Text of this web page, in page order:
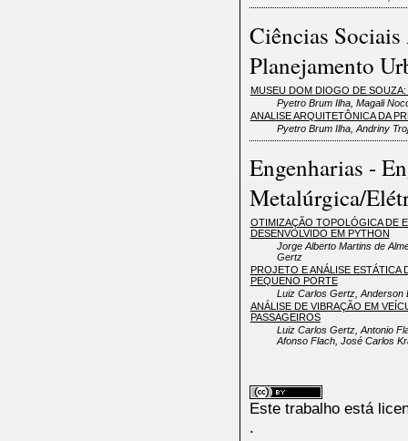
Ciências
Planejamento
MUSEU DOM DIOGO DE
Pyetro Brum Ilha, Magali
ANALISE ARQUITETÔNICA DA
Pyetro Brum Ilha, Andriny
Engenharias -
Metalúrgica/
OTIMIZAÇÃO TOPOLÓGICA DE
DESENVOLVIDO EM PYTHON
Jorge Alberto Martins de
Gertz
PROJETO E ANÁLISE ESTÁTICA
PEQUENO PORTE
Luiz Carlos Gertz, Anderson
ANÁLISE DE VIBRAÇÃO EM
PASSAGEIROS
Luiz Carlos Gertz, Antonio
Afonso Flach, José Carlos
Este trabalho está
.